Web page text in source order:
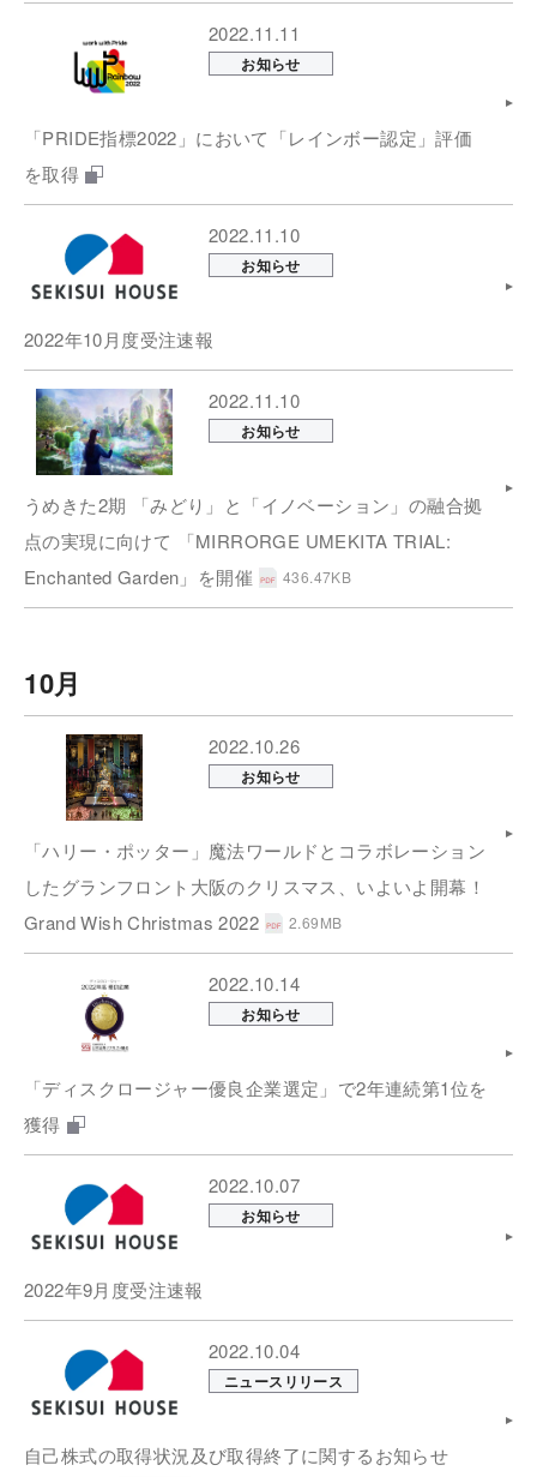
2022.11.11
お知らせ
「PRIDE指標2022」において「レインボー認定」評価
を取得
2022.11.10
お知らせ
2022年10月度受注速報
2022.11.10
お知らせ
うめきた2期 「みどり」と「イノベーション」の融合拠
点の実現に向けて 「MIRRORGE UMEKITA TRIAL:
Enchanted Garden」を開催
436.47KB
10月
2022.10.26
お知らせ
「ハリー・ポッター」魔法ワールドとコラボレーション
したグランフロント大阪のクリスマス、いよいよ開幕！
Grand Wish Christmas 2022
2.69MB
2022.10.14
お知らせ
「ディスクロージャー優良企業選定」で2年連続第1位を
獲得
2022.10.07
お知らせ
2022年9月度受注速報
2022.10.04
ニュースリリース
自己株式の取得状況及び取得終了に関するお知らせ